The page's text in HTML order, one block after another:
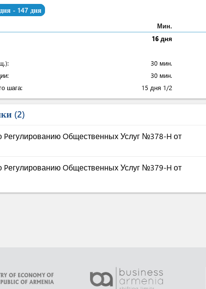
- 147 дня
Мин.
16 дня
30 мин.
30 мин.
шага:
15 дня 1/2
2
Oбщественных Услуг №378-H от
Oбщественных Услуг №379-H от